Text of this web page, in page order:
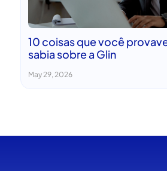
10 coisas que você
sabia sobre a Glin
May 29, 2026